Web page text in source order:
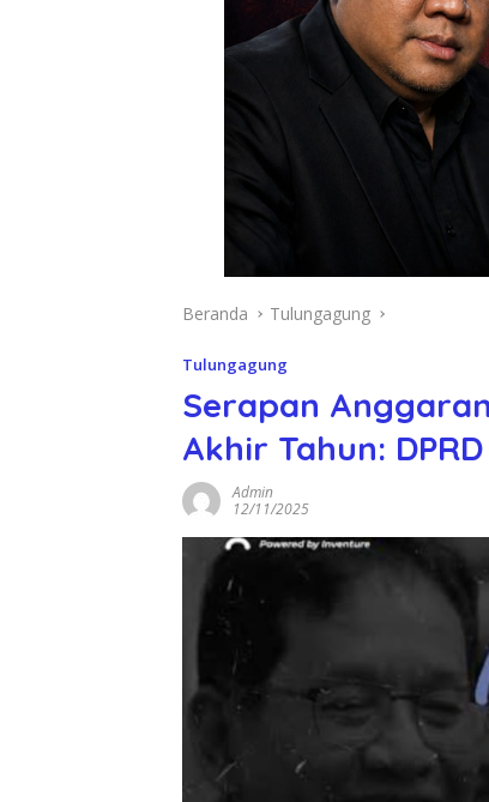
Beranda Tulungagung
Tulungagung
Serapan
Akhir Tahun:
Admin
12/11/2025